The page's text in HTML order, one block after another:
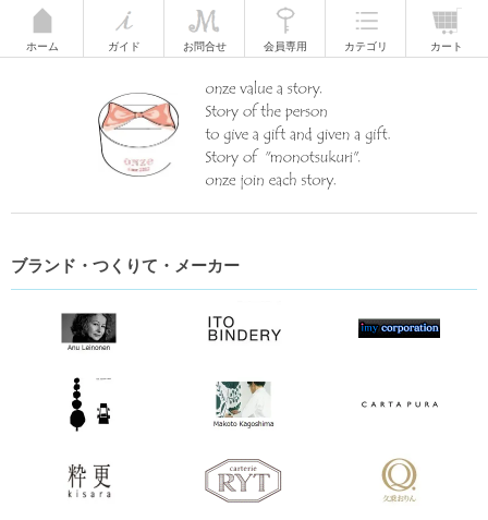
ホーム ガイド お問合せ 会員専用 カテゴリ カート
ブランド・つくりて・メーカー